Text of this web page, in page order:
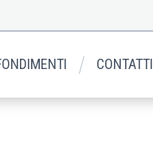
CONTATTI